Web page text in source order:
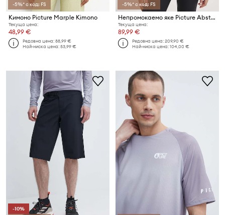
-5%* с код: FS
Кимоно Picture Marple Kimono
Текуща цена:
48,99 €
Редовна цена:88,99 €
Най-ниска цена:53,99 €
-5%* с код: FS
Непромокаемо яке Picture Abstral 2,5L
Текуща цена:
89,99 €
Редовна цена:209,90 €
Най-ниска цена:104,00 €
-10%